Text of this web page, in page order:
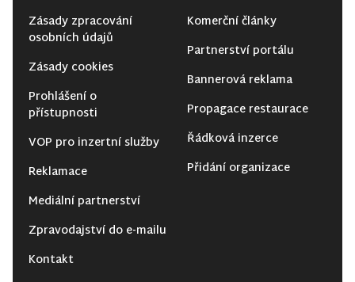
Zásady zpracování
osobních údajů
Zásady cookies
Prohlášení o
přístupnosti
VOP pro inzertní služby
Reklamace
Mediální partnerství
Zpravodajství do e-mailu
Kontakt
Komerční články
Partnerství portálu
Bannerová reklama
Propagace restaurace
Řádková inzerce
Přidání organizace